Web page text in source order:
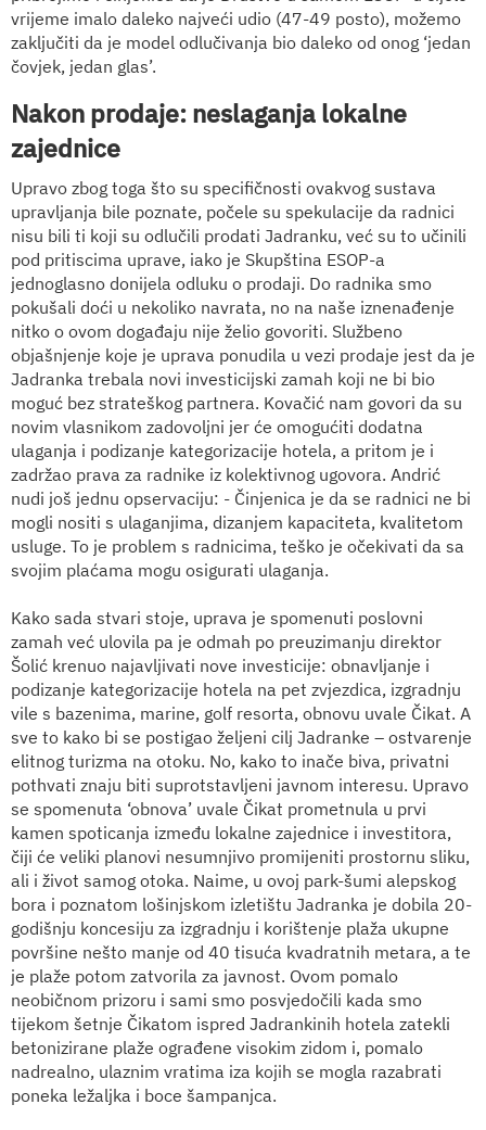
vrijeme imalo daleko najveći udio (47-49 posto), možemo
zaključiti da je model odlučivanja bio daleko od onog ‘jedan
čovjek, jedan glas’.
Nakon prodaje: neslaganja lokalne
zajednice
Upravo zbog toga što su specifičnosti ovakvog sustava
upravljanja bile poznate, počele su spekulacije da radnici
nisu bili ti koji su odlučili prodati Jadranku, već su to učinili
pod pritiscima uprave, iako je Skupština ESOP-a
jednoglasno donijela odluku o prodaji. Do radnika smo
pokušali doći u nekoliko navrata, no na naše iznenađenje
nitko o ovom događaju nije želio govoriti. Službeno
objašnjenje koje je uprava ponudila u vezi prodaje jest da je
Jadranka trebala novi investicijski zamah koji ne bi bio
moguć bez strateškog partnera. Kovačić nam govori da su
novim vlasnikom zadovoljni jer će omogućiti dodatna
ulaganja i podizanje kategorizacije hotela, a pritom je i
zadržao prava za radnike iz kolektivnog ugovora. Andrić
nudi još jednu opservaciju: - Činjenica je da se radnici ne bi
mogli nositi s ulaganjima, dizanjem kapaciteta, kvalitetom
usluge. To je problem s radnicima, teško je očekivati da sa
svojim plaćama mogu osigurati ulaganja.
Kako sada stvari stoje, uprava je spomenuti poslovni
zamah već ulovila pa je odmah po preuzimanju direktor
Šolić krenuo najavljivati nove investicije: obnavljanje i
podizanje kategorizacije hotela na pet zvjezdica, izgradnju
vile s bazenima, marine, golf resorta, obnovu uvale Čikat. A
sve to kako bi se postigao željeni cilj Jadranke – ostvarenje
elitnog turizma na otoku. No, kako to inače biva, privatni
pothvati znaju biti suprotstavljeni javnom interesu. Upravo
se spomenuta ‘obnova’ uvale Čikat prometnula u prvi
kamen spoticanja između lokalne zajednice i investitora,
čiji će veliki planovi nesumnjivo promijeniti prostornu sliku,
ali i život samog otoka. Naime, u ovoj park-šumi alepskog
bora i poznatom lošinjskom izletištu Jadranka je dobila 20-
godišnju koncesiju za izgradnju i korištenje plaža ukupne
površine nešto manje od 40 tisuća kvadratnih metara, a te
je plaže potom zatvorila za javnost. Ovom pomalo
neobičnom prizoru i sami smo posvjedočili kada smo
tijekom šetnje Čikatom ispred Jadrankinih hotela zatekli
betonizirane plaže ograđene visokim zidom i, pomalo
nadrealno, ulaznim vratima iza kojih se mogla razabrati
poneka ležaljka i boce šampanjca.